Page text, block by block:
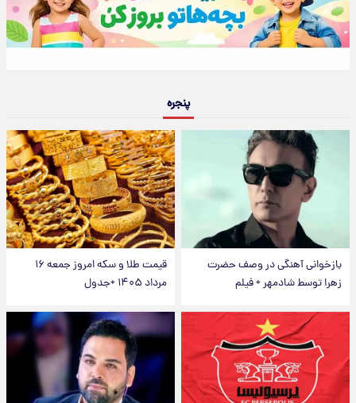
پنجره
بازخوانی آهنگی در وصف حضرت
زهرا توسط شادمهر + فیلم
قیمت طلا و سکه امروز جمعه ۱۶
مرداد ۱۴۰۵ +جدول